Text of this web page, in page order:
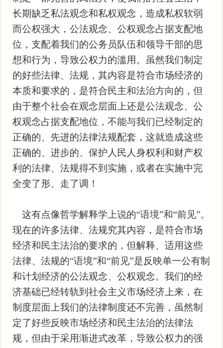
长期缺乏私法观念和私权观念，造成私权软弱
而公权强大，公法观念、公权观念占据支配地
位，支配着我们的公务员队伍和领导干部的思
想和行为，导致公权力的滥用。虽然我们制定
的好些法律、法规，其内容是符合市场经济的
本质和要求的，是符合民主和法治方向的，但
由于整个社会在观念层面上还是公法观念、公
权观念占据支配地位，不能与我们已经制定的
正确的、先进的法律法规配套，这就造成这些
正确的、进步的、保护人民人身权利和财产权
利的法律、法规得不到实施，或者在实施中完
全变了形、走了调！
这有点像哲学解释学上说的“语境”和“前见”。
现在的许多法律、法规究其内容，是符合市场
经济和民主法治的要求的，但解释、适用这些
法律、法规的“语境”和“前见”是反映单一公有制
和计划经济的公法观念、公权观念。我们的经
济基础已经转轨到社会主义市场经济上来，在
制度层面上我们的法律制度还不完善，虽然制
定了好些反映市场经济和民主法治的法律法
规，但由于采用渐进式改革，导致公权力的强